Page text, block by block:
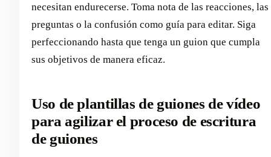
necesitan endurecerse. Toma nota de las reacciones, las
preguntas o la confusión como guía para editar. Siga
perfeccionando hasta que tenga un guion que cumpla
sus objetivos de manera eficaz.
Uso de plantillas de guiones de vídeo
para agilizar el proceso de escritura
de guiones